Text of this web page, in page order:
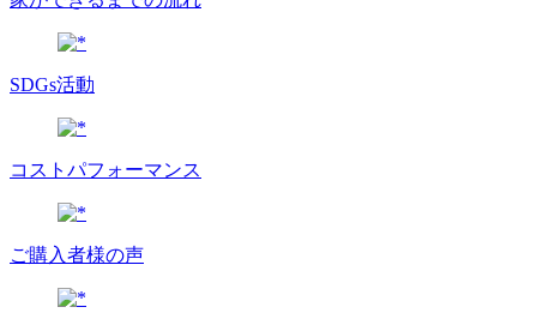
SDGs活動
コストパフォーマンス
ご購入者様の声